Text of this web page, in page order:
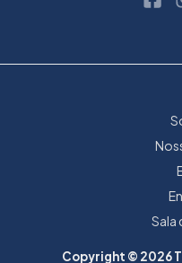
Sala
Copyright © 2026